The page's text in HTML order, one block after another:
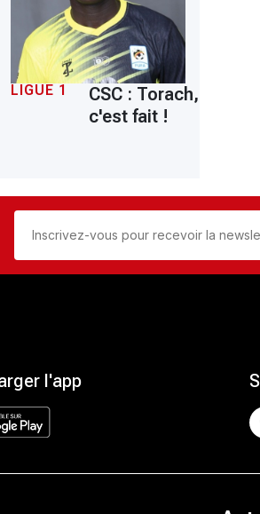
LIGUE 1
CSC : Torach,
c'est fait !
l'app